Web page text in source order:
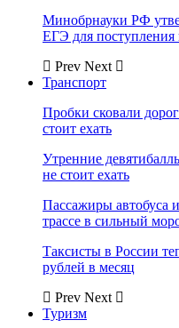
Минобрнауки РФ
ЕГЭ для
Prev Next
Транспорт
Пробки сковали
стоит ехать
Утренние
не стоит ехать
Пассажиры автобуса
трассе в сильный
Таксисты в России
рублей в месяц
Prev Next
Туризм